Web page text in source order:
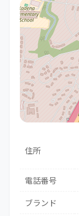
住所
電話番号
ブランド